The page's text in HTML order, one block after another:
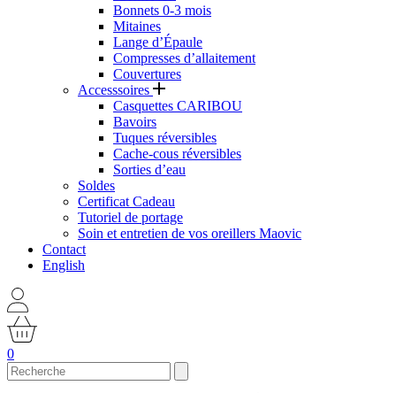
Bonnets 0-3 mois
Mitaines
Lange d’Épaule
Compresses d’allaitement
Couvertures
Accesssoires
Casquettes CARIBOU
Bavoirs
Tuques réversibles
Cache-cous réversibles
Sorties d’eau
Soldes
Certificat Cadeau
Tutoriel de portage
Soin et entretien de vos oreillers Maovic
Contact
English
0